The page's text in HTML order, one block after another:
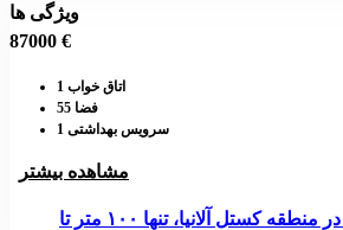
ویژگی ها
87000 €
اتاق خواب 1
فضا 55
سرویس بهداشتی 1
مشاهده بیشتر
فروش آپارتمان مبله در منطقه کستل آلانیا، تنها ۱۰۰ متر تا